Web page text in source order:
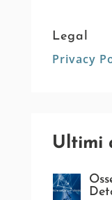
Legal
Privacy
Ultimi